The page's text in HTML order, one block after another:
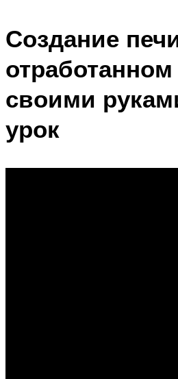
Создание
своими
урок